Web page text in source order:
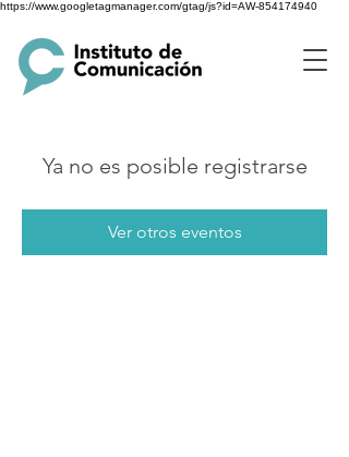
https://www.googletagmanager.com/gtag/js?id=AW-854174940
Ya no es posible registrarse
Ver otros eventos